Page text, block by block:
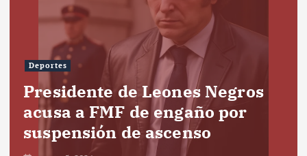
Deportes
Presidente de Leones Negros
acusa a FMF de engaño por
suspensión de ascenso